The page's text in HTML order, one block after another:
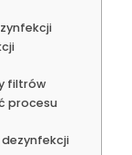
filtrów
procesu